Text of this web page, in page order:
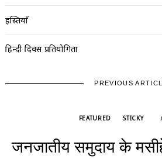
हस्तियाँ
हिन्दी दिवस प्रतियोगिता
PREVIOUS
FEATURED STICKY
जनजातीय समुदाय के